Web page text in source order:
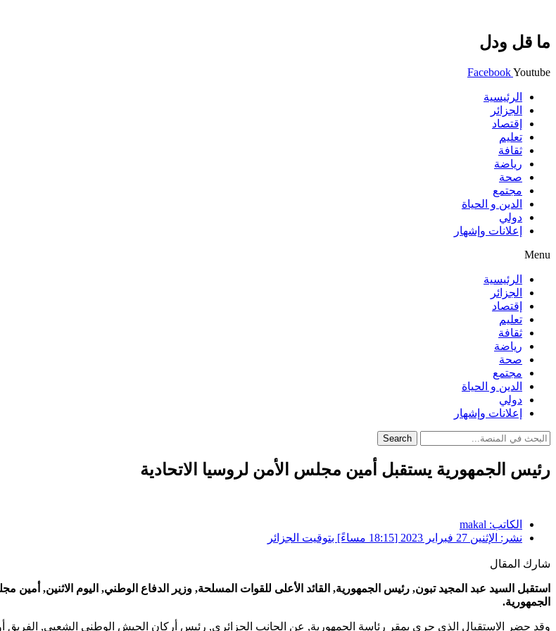
ما قل ودل
FacebookYoutube
الرئيسية
الجزائر
إقتصاد
تعليم
ثقافة
رياضة
صحة
مجتمع
الدين و الحياة
دولي
إعلانات وإشهار
Menu
الرئيسية
الجزائر
إقتصاد
تعليم
ثقافة
رياضة
صحة
مجتمع
الدين و الحياة
دولي
إعلانات وإشهار
Search
رئيس الجمهورية يستقبل أمين مجلس الأمن لروسيا الاتحادية
الكاتب: makal
نشر: الإثنين 27 فبراير 2023 [18:15 مساءً] بتوقيت الجزائر
شارك المقال
استقبل السيد عبد المجيد تبون, رئيس الجمهورية, القائد الأعلى للقوات المسلحة, وزير الدفاع الوطني, اليوم الاثنين,
الجمهورية.
وقد حضر الاستقبال الذي جرى بمقر رئاسة الجمهورية, عن الجانب الجزائري, رئيس أركان الجيش الوطني الشعبي, الفريق